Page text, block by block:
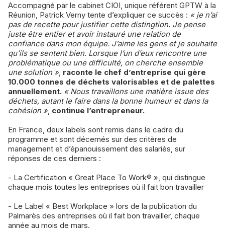
Accompagné par le cabinet CIOI, unique référent GPTW à la
Réunion, Patrick Verny tente d’expliquer ce succès : « je n’ai
pas de recette pour justifier cette distingtion. Je pense
juste être entier et avoir instauré une relation de
confiance dans mon équipe. J’aime les gens et je souhaite
qu’ils se sentent bien. Lorsque l’un d’eux rencontre une
problématique ou une difficulté, on cherche ensemble
une solution », raconte le chef d’entreprise qui gère
10.000 tonnes de déchets valorisables et de palettes
annuellement. « Nous travaillons une matière issue des
déchets, autant le faire dans la bonne humeur et dans la
cohésion », continue l’entrepreneur.
En France, deux labels sont remis dans le cadre du
programme et sont décernés sur des critères de
management et d’épanouissement des salariés, sur
réponses de ces derniers :
- La Certification « Great Place To Work® », qui distingue
chaque mois toutes les entreprises où il fait bon travailler
- Le Label « Best Workplace » lors de la publication du
Palmarès des entreprises où il fait bon travailler, chaque
année au mois de mars.